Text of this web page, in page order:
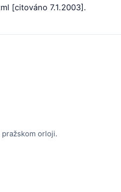
[citováno 7.1.2003].
orloji.